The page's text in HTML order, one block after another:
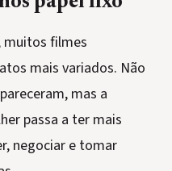
muitos filmes
mais variados. Não
mas a
passa a ter mais
negociar e tomar